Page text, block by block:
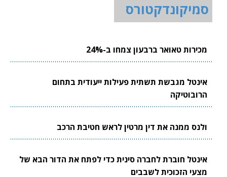
סמיקונדקטורס
מכירות טאואר ברבעון צמחו ב-24%
אינטל מגבשת תשתית פעילות ייעודית בתחום
הרובוטיקה
ולנס ממנה את דין מרטין לראש חטיבת הרכב
אינטל חוברת לחברה סינית כדי לפתח את הדור הבא של
מצעי הזכוכית לשבבים